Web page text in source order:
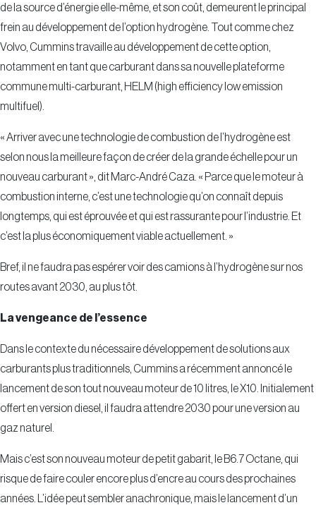
de la source d’énergie elle-même, et son coût, demeurent le principal
frein au développement de l’option hydrogène. Tout comme chez
Volvo, Cummins travaille au développement de cette option,
notamment en tant que carburant dans sa nouvelle plateforme
commune multi-carburant, HELM (high efficiency low emission
multifuel).
« Arriver avec une technologie de combustion de l’hydrogène est
selon nous la meilleure façon de créer de la grande échelle pour un
nouveau carburant », dit Marc-André Caza. « Parce que le moteur à
combustion interne, c’est une technologie qu’on connaît depuis
longtemps, qui est éprouvée et qui est rassurante pour l’industrie. Et
c’est la plus économiquement viable actuellement. »
Bref, il ne faudra pas espérer voir des camions à l’hydrogène sur nos
routes avant 2030, au plus tôt.
La vengeance de l’essence
Dans le contexte du nécessaire développement de solutions aux
carburants plus traditionnels, Cummins a récemment annoncé le
lancement de son tout nouveau moteur de 10 litres, le X10. Initialement
offert en version diesel, il faudra attendre 2030 pour une version au
gaz naturel.
Mais c’est son nouveau moteur de petit gabarit, le B6.7 Octane, qui
risque de faire couler encore plus d’encre au cours des prochaines
années. L’idée peut sembler anachronique, mais le lancement d’un